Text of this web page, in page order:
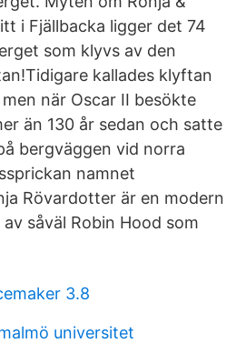
i Fjällbacka ligger det 74
som klyvs av den
kallades klyftan
när Oscar II besökte
än 130 år sedan och satte
bergväggen vid norra
namnet
Rövardotter är en modern
såväl Robin Hood som
3.8
universitet